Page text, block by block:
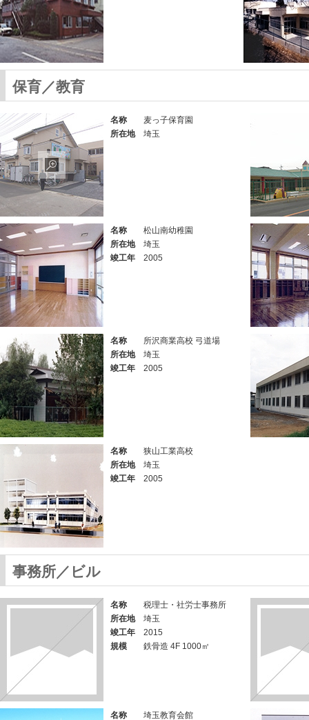
保育／教育
名称
麦っ子保育園
所在地
埼玉
名称
松山南幼稚園
所在地
埼玉
竣工年
2005
名称
所沢商業高校 弓道場
所在地
埼玉
竣工年
2005
名称
狭山工業高校
所在地
埼玉
竣工年
2005
事務所／ビル
名称
税理士・社労士事務所
所在地
埼玉
竣工年
2015
規模
鉄骨造 4F 1000㎡
名称 埼玉教育会館